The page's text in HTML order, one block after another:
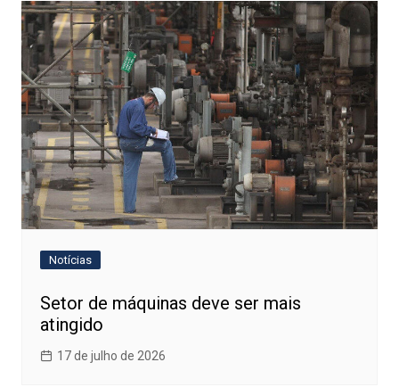
Notícias
Setor de máquinas deve ser mais
atingido
17 de julho de 2026